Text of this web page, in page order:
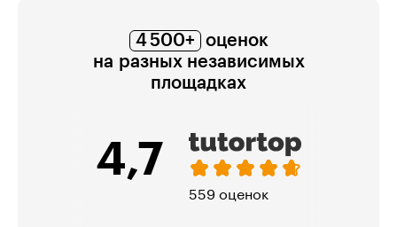
4 500+
оценок
на разных независимых
площадках
4,7
559 оценок